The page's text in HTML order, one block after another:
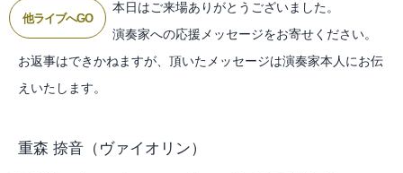
他ライブへGO
本日はご来場ありがとうございました。
演奏家への応援メッセージをお寄せください。
お返事はできかねますが、頂いたメッセージは演奏家本人にお伝
えいたします。
重森 捺音 （ヴァイオリン）